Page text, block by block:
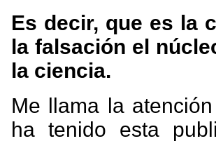
Es decir, que es la
la falsación el
la ciencia.
Me llama la
ha tenido esta